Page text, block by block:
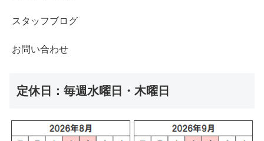
スタッフブログ
お問い合わせ
定休日：毎週水曜日・木曜日